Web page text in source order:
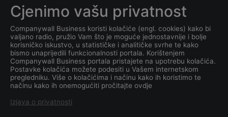
TENEN?
Koliko ima zaposlenih
kompanijaTENEN?
Koji je datum osnivanja
tvrtkeTENEN?
Cjenimo vašu privatnost
Companywall Business koristi kolačiće (engl. cookies) kako bi
valjano radio, pružio Vam što je moguće jednostavnije i bolje
korisničko iskustvo, u statističke i analitičke svrhe te kako
bismo unaprijedili funkcionalnosti portala. Korištenjem
Companywall Business portala pristajete na upotrebu kolačića.
Postavke kolačića možete podesiti u Vašem internetskom
pregledniku. Više o kolačićima i načinu kako ih koristimo te
načinu kako ih onemogućiti pročitajte ovdje
Izjava o privatnosti